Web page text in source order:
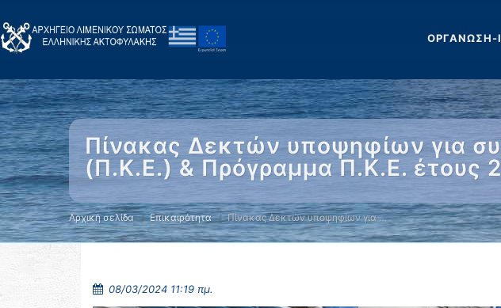
ΟΡΓΑΝΩΣΗ-
Πίνακας Δεκτών υποψηφίων για
(Π.Κ.Ε.) & Πρόγραμμα Π.Κ.Ε. έτους
Αρχική σελίδα Επικαιρότητα Πίνακας Δεκτών υποψηφίων για …
08/03/2024 11:19 πμ.